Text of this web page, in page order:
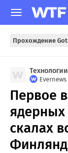
Прохождение
Технологии
Evernews
Первое
ядерных
скалах